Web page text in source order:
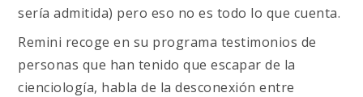
sería admitida) pero eso no es todo lo que cuenta.
Remini recoge en su programa testimonios de
personas que han tenido que escapar de la
cienciología, habla de la desconexión entre